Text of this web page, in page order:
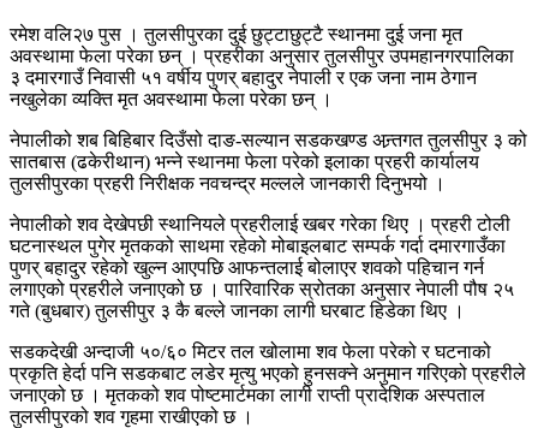
रमेश वलि२७ पुस । तुलसीपुरका दुई छुट्टाछुट्टै स्थानमा दुई जना मृत
अवस्थामा फेला परेका छन् । प्रहरीका अनुसार तुलसीपुर उपमहानगरपालिका
३ दमारगाउँ निवासी ५१ वर्षीय पुणर् बहादुर नेपाली र एक जना नाम ठेगान
नखुलेका व्यक्ति मृत अवस्थामा फेला परेका छन् ।
नेपालीको शब बिहिबार दिउँसो दाङ-सल्यान सडकखण्ड अन्र्तगत तुलसीपुर ३ को
सातबास (ढकेरीथान) भन्ने स्थानमा फेला परेको इलाका प्रहरी कार्यालय
तुलसीपुरका प्रहरी निरीक्षक नवचन्द्र मल्लले जानकारी दिनुभयो ।
नेपालीको शव देखेपछी स्थानियले प्रहरीलाई खबर गरेका थिए । प्रहरी टोली
घटनास्थल पुगेर मृतकको साथमा रहेको मोबाइलबाट सम्पर्क गर्दा दमारगाउँका
पुणर् बहादुर रहेको खुल्न आएपछि आफन्तलाई बोलाएर शवको पहिचान गर्न
लगाएको प्रहरीले जनाएको छ । पारिवारिक स्रोतका अनुसार नेपाली पौष २५
गते (बुधबार) तुलसीपुर ३ कै बल्ले जानका लागी घरबाट हिडेका थिए ।
सडकदेखी अन्दाजी ५०/६० मिटर तल खोलामा शव फेला परेको र घटनाको
प्रकृति हेर्दा पनि सडकबाट लडेर मृत्यु भएको हुनसक्ने अनुमान गरिएको प्रहरीले
जनाएको छ । मृतकको शव पोष्टमार्टमका लागी राप्ती प्रादेशिक अस्पताल
तुलसीपुरको शव गृहमा राखीएको छ ।